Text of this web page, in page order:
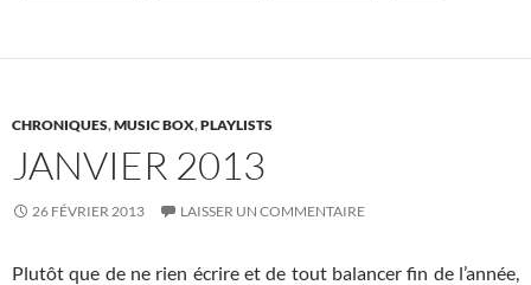
CHRONIQUES,MUSIC BOX,PLAYLISTS
JANVIER 2013
26 FÉVRIER 2013 LAISSER UN COMMENTAIRE
Plutôt que de ne rien écrire et de tout balancer fin de l’année,